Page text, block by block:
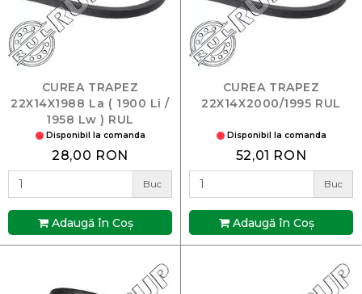
CUREA TRAPEZ
22X14X1988 La ( 1900 Li /
1958 Lw ) RUL
Disponibil la comanda
28,00 RON
Buc
Adaugă în Coş
CUREA TRAPEZ
22X14X2000/1995 RUL
Disponibil la comanda
52,01 RON
Buc
Adaugă în Coş